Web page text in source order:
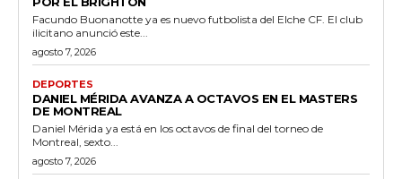
Facundo Buonanotte ya es nuevo futbolista del Elche CF. El club
ilicitano anunció este...
agosto 7, 2026
DEPORTES
DANIEL MÉRIDA AVANZA A OCTAVOS EN EL MASTERS
DE MONTREAL
Daniel Mérida ya está en los octavos de final del torneo de
Montreal, sexto...
agosto 7, 2026